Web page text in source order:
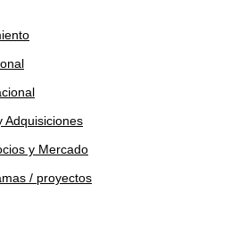
Adquisiciones
y Mercado
/ proyectos